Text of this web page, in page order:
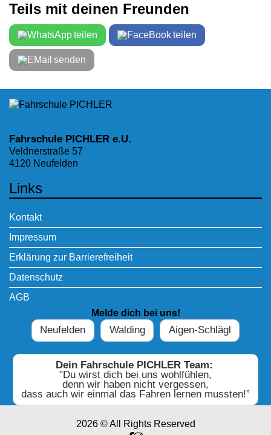
Teils mit deinen Freunden
teilen teilen
senden
Fahrschule PICHLER e.U.
Veldnerstraße 57
4120 Neufelden
Links
Kontakt
Impressum
Erklärung zur Barrierefreiheit
Datenschutz
AGB
Melde dich bei uns!
Neufelden Walding Aigen-Schlägl
Dein Fahrschule PICHLER Team:
"Du wirst dich bei uns wohlfühlen,
denn wir haben nicht vergessen,
dass auch wir einmal das Fahren lernen mussten!”
2026 © All Rights Reserved